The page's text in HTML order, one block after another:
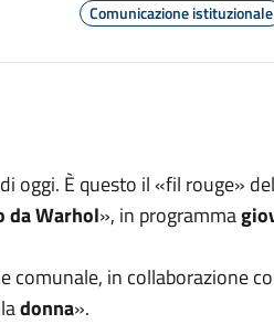
Comunicazione istituzionale
oggi. È questo il «fil rouge»
da Warhol», in programma
in collaborazione
donna».